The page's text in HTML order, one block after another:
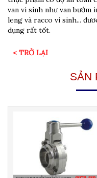
van vi sinh như van bướm
leng và racco vi sinh...
dụng rất tốt.
< TRỞ LẠI
SẢN